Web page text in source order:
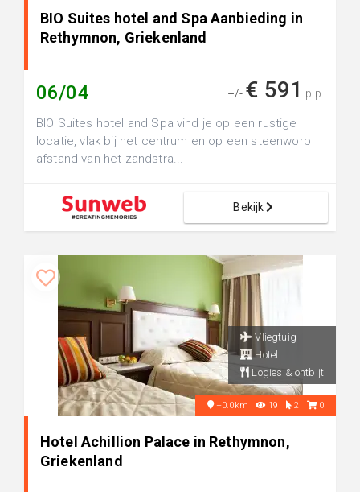
BIO Suites hotel and Spa Aanbieding in
Rethymnon, Griekenland
06/04 +/- € 591 p.p.
BIO Suites hotel and Spa vind je op een rustige
locatie, vlak bij het centrum en op een steenworp
afstand van het zandstra...
Bekijk
Vliegtuig
Hotel
Logies & ontbijt
+0.0km 19 2 0
Hotel Achillion Palace in Rethymnon,
Griekenland